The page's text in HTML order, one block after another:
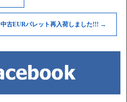
中古EURパレット再入荷しました!!! →